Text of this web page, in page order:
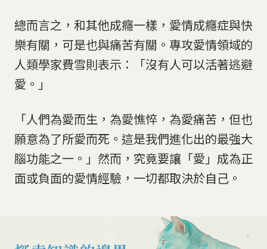
總而言之，和其他成癮一樣，愛情成癮症與快
樂有關，可是也與痛苦有關。專攻愛情領域的
人類學家費雪則表示：「沒有人可以活著逃避
愛。」
「人們為愛而生，為愛憔悴，為愛痛苦，但也
願意為了所愛而死。這是我們進化出的最強大
腦功能之一。」然而，究竟要讓「愛」成為正
面或負面的愛情經驗，一切都取決於自己。